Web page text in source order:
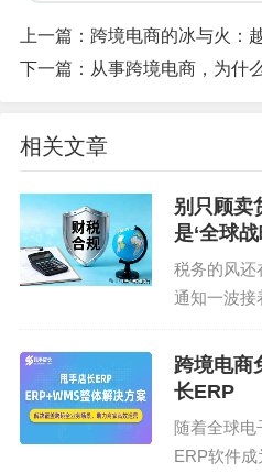
“益禾堂的国际化，是品牌
诺。目前我们正在加速推
付与资金管理是品牌国际
的本地化支付网络和一体
能够集中精力聚焦产品创
销，加速实现‘让全球消费
茶饮’的出海目标。”
见雷表示，“中国新式茶饮
消费新潮流，益禾堂的国
义。PingPong深耕跨境支
上一篇： 跨境电商的冰与火：
下一篇： 从事跨境电商，为什么需要
相关文章
别只顾卖
是‘全球
税务的风还
通知一波接
抽薪式的严
被灵魂拷问
跨境电商
长ERP
随着全球电
ERP软件